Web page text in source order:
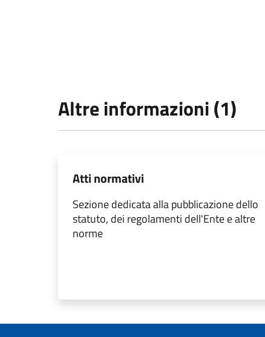
Altre informazioni (1)
Atti normativi
Sezione dedicata alla pubblicazione dello
statuto, dei regolamenti dell'Ente e altre
norme